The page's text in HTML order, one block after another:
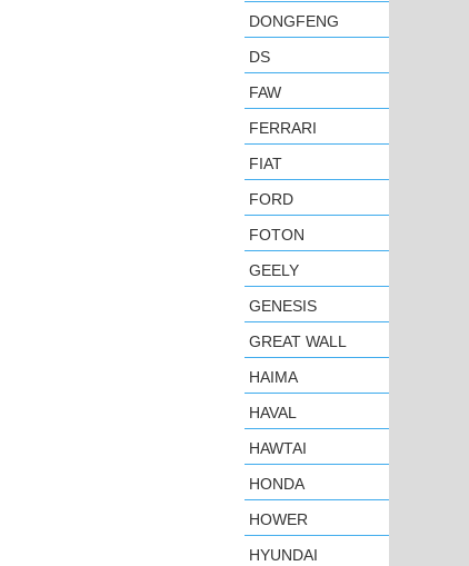
DONGFENG
DS
FAW
FERRARI
FIAT
FORD
FOTON
GEELY
GENESIS
GREAT WALL
HAIMA
HAVAL
HAWTAI
HONDA
HOWER
HYUNDAI